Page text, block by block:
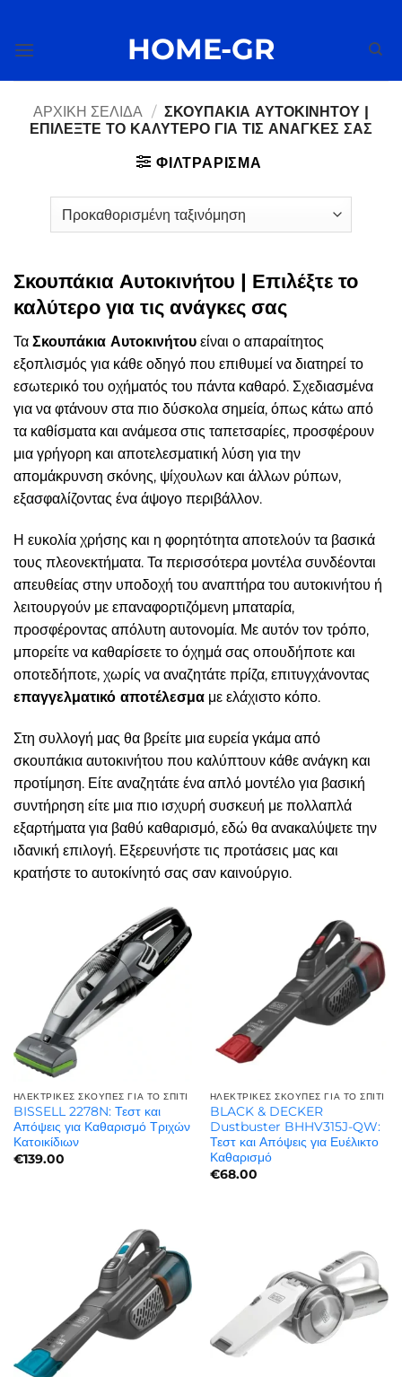
περιεχόμενο
HOME-GR
ΑΡΧΙΚΉ ΣΕΛΊΔΑ / ΣΚΟΥΠΆΚΙΑ ΑΥΤΟΚΙΝΉΤΟΥ |
ΕΠΙΛΈΞΤΕ ΤΟ ΚΑΛΎΤΕΡΟ ΓΙΑ ΤΙΣ ΑΝΆΓΚΕΣ ΣΑΣ
ΦΙΛΤΡΆΡΙΣΜΑ
Σκουπάκια Αυτοκινήτου | Επιλέξτε το
καλύτερο για τις ανάγκες σας
Τα Σκουπάκια Αυτοκινήτου είναι ο απαραίτητος
εξοπλισμός για κάθε οδηγό που επιθυμεί να διατηρεί το
εσωτερικό του οχήματός του πάντα καθαρό. Σχεδιασμένα
για να φτάνουν στα πιο δύσκολα σημεία, όπως κάτω από
τα καθίσματα και ανάμεσα στις ταπετσαρίες, προσφέρουν
μια γρήγορη και αποτελεσματική λύση για την
απομάκρυνση σκόνης, ψίχουλων και άλλων ρύπων,
εξασφαλίζοντας ένα άψογο περιβάλλον.
Η ευκολία χρήσης και η φορητότητα αποτελούν τα βασικά
τους πλεονεκτήματα. Τα περισσότερα μοντέλα συνδέονται
απευθείας στην υποδοχή του αναπτήρα του αυτοκινήτου ή
λειτουργούν με επαναφορτιζόμενη μπαταρία,
προσφέροντας απόλυτη αυτονομία. Με αυτόν τον τρόπο,
μπορείτε να καθαρίσετε το όχημά σας οπουδήποτε και
οποτεδήποτε, χωρίς να αναζητάτε πρίζα, επιτυγχάνοντας
επαγγελματικό αποτέλεσμα με ελάχιστο κόπο.
Στη συλλογή μας θα βρείτε μια ευρεία γκάμα από
σκουπάκια αυτοκινήτου που καλύπτουν κάθε ανάγκη και
προτίμηση. Είτε αναζητάτε ένα απλό μοντέλο για βασική
συντήρηση είτε μια πιο ισχυρή συσκευή με πολλαπλά
εξαρτήματα για βαθύ καθαρισμό, εδώ θα ανακαλύψετε την
ιδανική επιλογή. Εξερευνήστε τις προτάσεις μας και
κρατήστε το αυτοκίνητό σας σαν καινούργιο.
ΗΛΕΚΤΡΙΚΈΣ ΣΚΟΎΠΕΣ ΓΙΑ ΤΟ ΣΠΊΤΙ
BISSELL 2278N: Τεστ και
Απόψεις για Καθαρισμό Τριχών
Κατοικίδιων
€139.00
ΗΛΕΚΤΡΙΚΈΣ ΣΚΟΎΠΕΣ ΓΙΑ ΤΟ ΣΠΊΤΙ
BLACK & DECKER
Dustbuster BHHV315J-QW:
Τεστ και Απόψεις για Ευέλικτο
Καθαρισμό
€68.00